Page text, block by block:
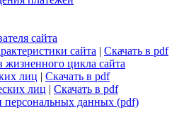
сайта
сайта | Скачать в pdf
цикла сайта
лиц | Скачать в pdf
лиц | Скачать в pdf
персональных данных (pdf)